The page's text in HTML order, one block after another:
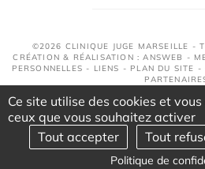
©2026 CLINIQUE JUGE MARSEILLE -
CRÉATION & RÉALISATION : ANSWEB -
PERSONNELLES - LIENS - PLAN DU SITE -
Ce site utilise des cookies et
ceux que vous souhaitez activer
Tout accepter
Tout
Politique de